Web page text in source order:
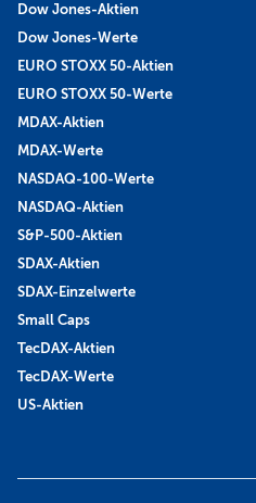
Dow Jones-Aktien
Dow Jones-Werte
EURO STOXX 50-Aktien
EURO STOXX 50-Werte
MDAX-Aktien
MDAX-Werte
NASDAQ-100-Werte
NASDAQ-Aktien
S&P-500-Aktien
SDAX-Aktien
SDAX-Einzelwerte
Small Caps
TecDAX-Aktien
TecDAX-Werte
US-Aktien